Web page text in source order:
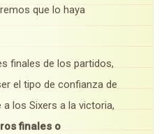
que lo haya
finales de los partidos,
el tipo de confianza de
a los Sixers a la victoria,
finales o